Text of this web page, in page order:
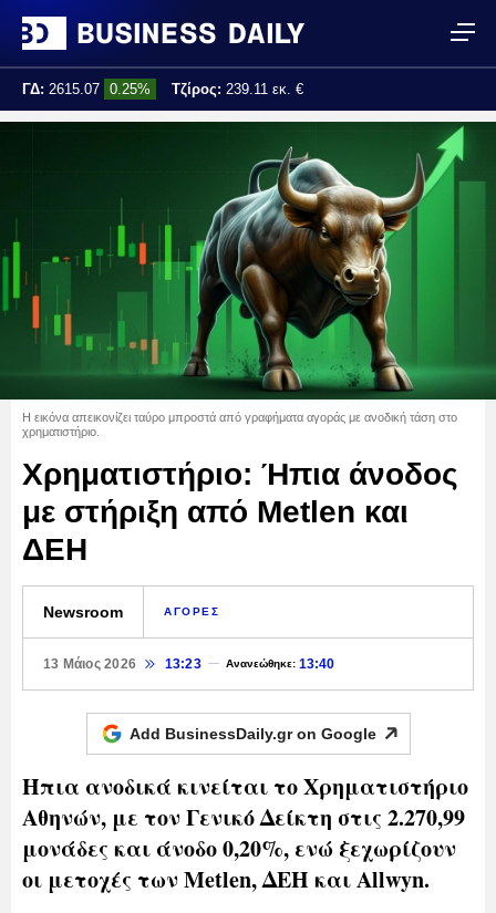
ΓΔ: 2615.07 0.25% Τζίρος: 239.11 εκ. €
Η εικόνα απεικονίζει ταύρο μπροστά από γραφήματα αγοράς με ανοδική τάση στο
χρηματιστήριο.
Χρηματιστήριο: Ήπια άνοδος
με στήριξη από Metlen και
ΔΕΗ
Newsroom ΑΓΟΡΕΣ
13 Μάιος 2026 13:23 Ανανεώθηκε:13:40
Add BusinessDaily.gr on Google
Ήπια ανοδικά κινείται το Χρηματιστήριο
Αθηνών, με τον Γενικό Δείκτη στις 2.270,99
μονάδες και άνοδο 0,20%, ενώ ξεχωρίζουν
οι μετοχές των Metlen, ΔΕΗ και Allwyn.